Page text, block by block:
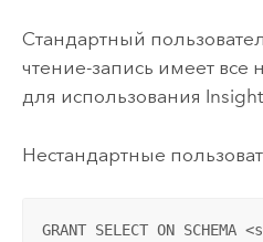
Стандартный
чтение-запись имеет
для использования
Нестандартные
GRANT SELECT ON